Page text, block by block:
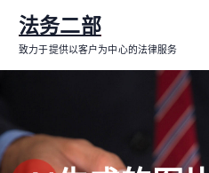
内
法务二部
致力于提供以客户为中心的法律服务